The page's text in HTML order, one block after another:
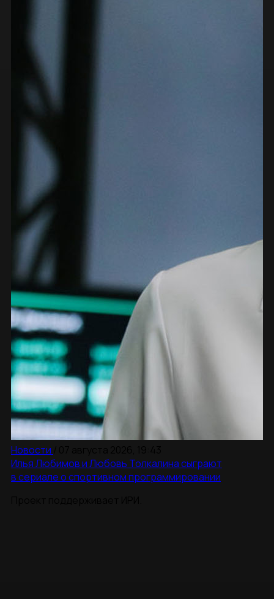
Новости
Илья Любимов и Любовь Толкалина сыграют
в сериале о спортивном программировании